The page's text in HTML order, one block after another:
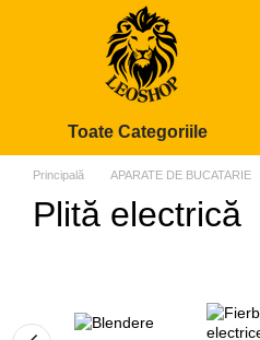
Mergi la conținutul principal
Toate Categoriile
Principală APARATE DE BUCATARIE
Plită electrică